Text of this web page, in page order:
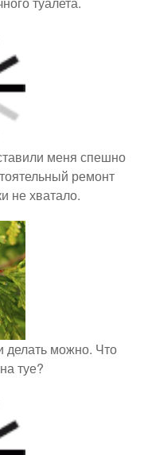
меня спешно
ремонт
не хватало.
делать можно. Что
туе?